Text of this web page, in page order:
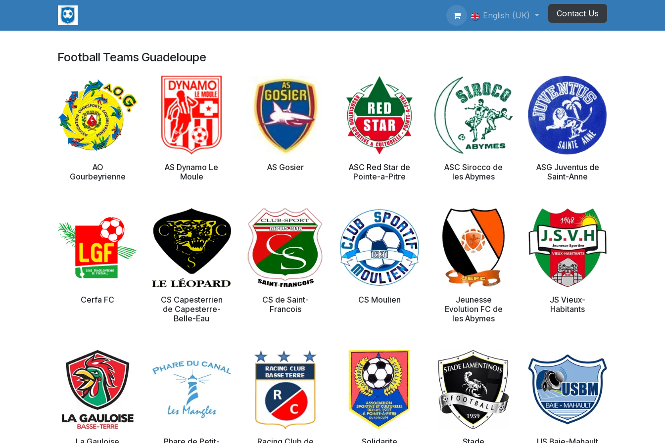
Collecting Football Badges Newsletter
English (UK) Contact Us
Football Teams Guadeloupe
AO
Gourbeyrienne
AS Dynamo Le
Moule
AS Gosier
ASC Red Star de
Pointe-a-Pitre
ASC Sirocco de
les Abymes
ASG Juventus de
Saint-Anne
Cerfa FC
CS Capesterrien
de Capesterre-
Belle-Eau
CS de Saint-
Francois
CS Moulien
Jeunesse
Evolution FC de
les Abymes
JS Vieux-
Habitants